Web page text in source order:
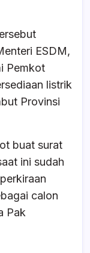
ESDM,
Pemkot
listrik
Provinsi
buat surat
ini sudah
calon
Pak